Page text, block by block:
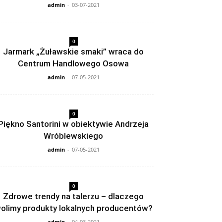
admin - 03-07-2021
0
Jarmark „Żuławskie smaki” wraca do
Centrum Handlowego Osowa
admin - 07-05-2021
0
Santorini w obiektywie Andrzeja
Wróblewskiego
admin - 07-05-2021
0
Zdrowe trendy na talerzu – dlaczego
produkty lokalnych producentów?